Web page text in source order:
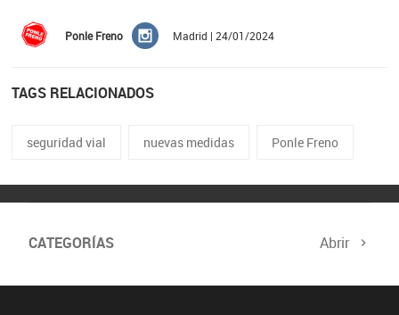
Ponle Freno Madrid | 24/01/2024
TAGS RELACIONADOS
seguridad vial nuevas medidas Ponle Freno
CATEGORÍAS Abrir